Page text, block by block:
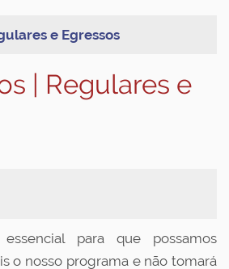
e Egressos
| Regulares e
para que possamos
o nosso programa e não tomará